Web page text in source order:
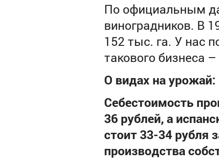
По официальным
виноградников. В
152 тыс. га. У нас
такового бизнеса
О видах на урожай:
Себестоимость
36 рублей, а
стоит 33-34 рубля
производства